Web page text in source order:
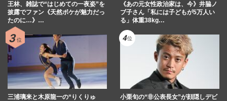
王林、雑誌で“はじめての一夜姿”を
披露でファン《天然ボケが魅力だっ
たのに…》…
《あの元女性政治家は、今》井脇ノ
ブ子さん「私には子どもが5万人い
る」体重38kg…
三浦璃来と木原龍一の“りくりゅ
小栗旬の“非公表長女”が顔隠しデビ